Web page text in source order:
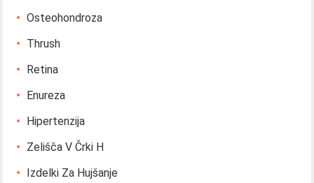
Osteohondroza
Thrush
Retina
Enureza
Hipertenzija
Zelišča V Črki H
Izdelki Za Hujšanje